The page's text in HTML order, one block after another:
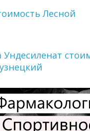
Лесной
Ундесиленат